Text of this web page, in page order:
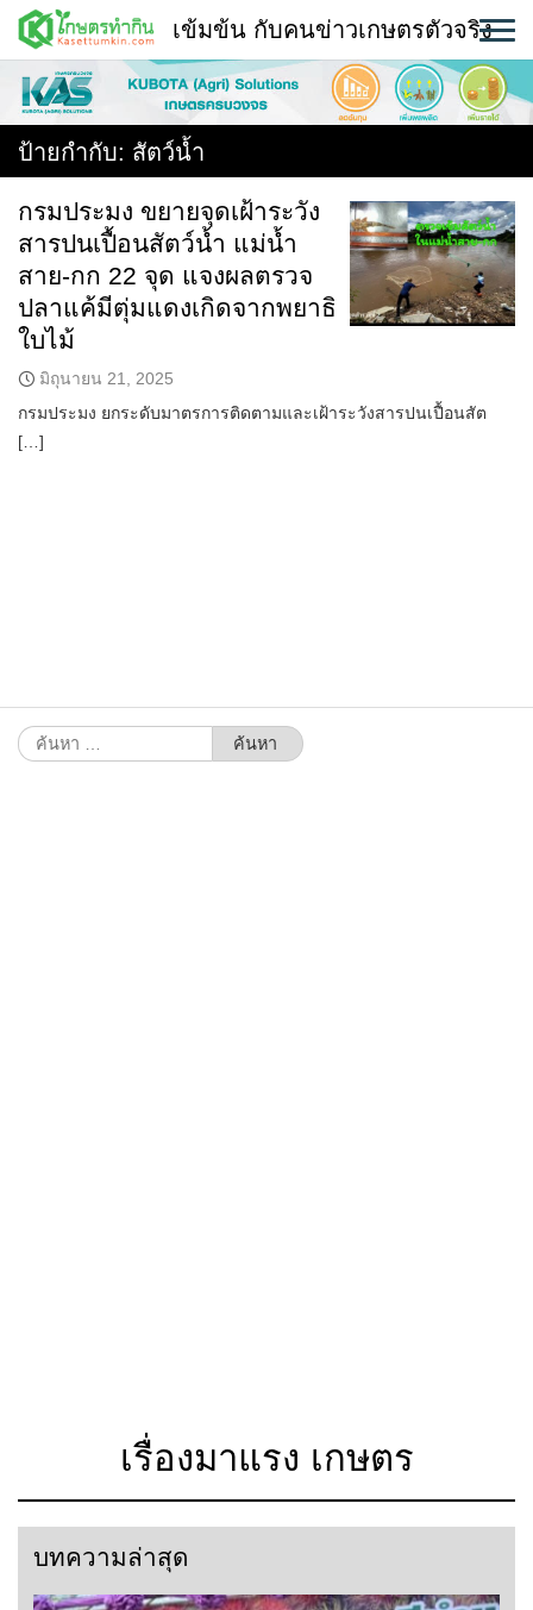
Skip
content
พืช
หน้าแรก
ใคร ทำอะไร ที่ไหน
สถานีข่าววันนี้
เข้มข้น กับคนข่าวเกษตรตัวจริง
ป้ายกำกับ: สัตว์น้ำ
กรมประมง ขยายจุดเฝ้าระวัง
สารปนเปื้อนสัตว์น้ำ แม่น้ำ
สาย-กก 22 จุด แจงผลตรวจ
ปลาแค้มีตุ่มแดงเกิดจากพยาธิ
ใบไม้
มิถุนายน 21, 2025
กรมประมง ยกระดับมาตรการติดตามและเฝ้าระวังสารปนเปื้อนสัต
[…]
ค้นหา
สำหรับ:
เรื่องมาแรง เกษตร
บทความล่าสุด